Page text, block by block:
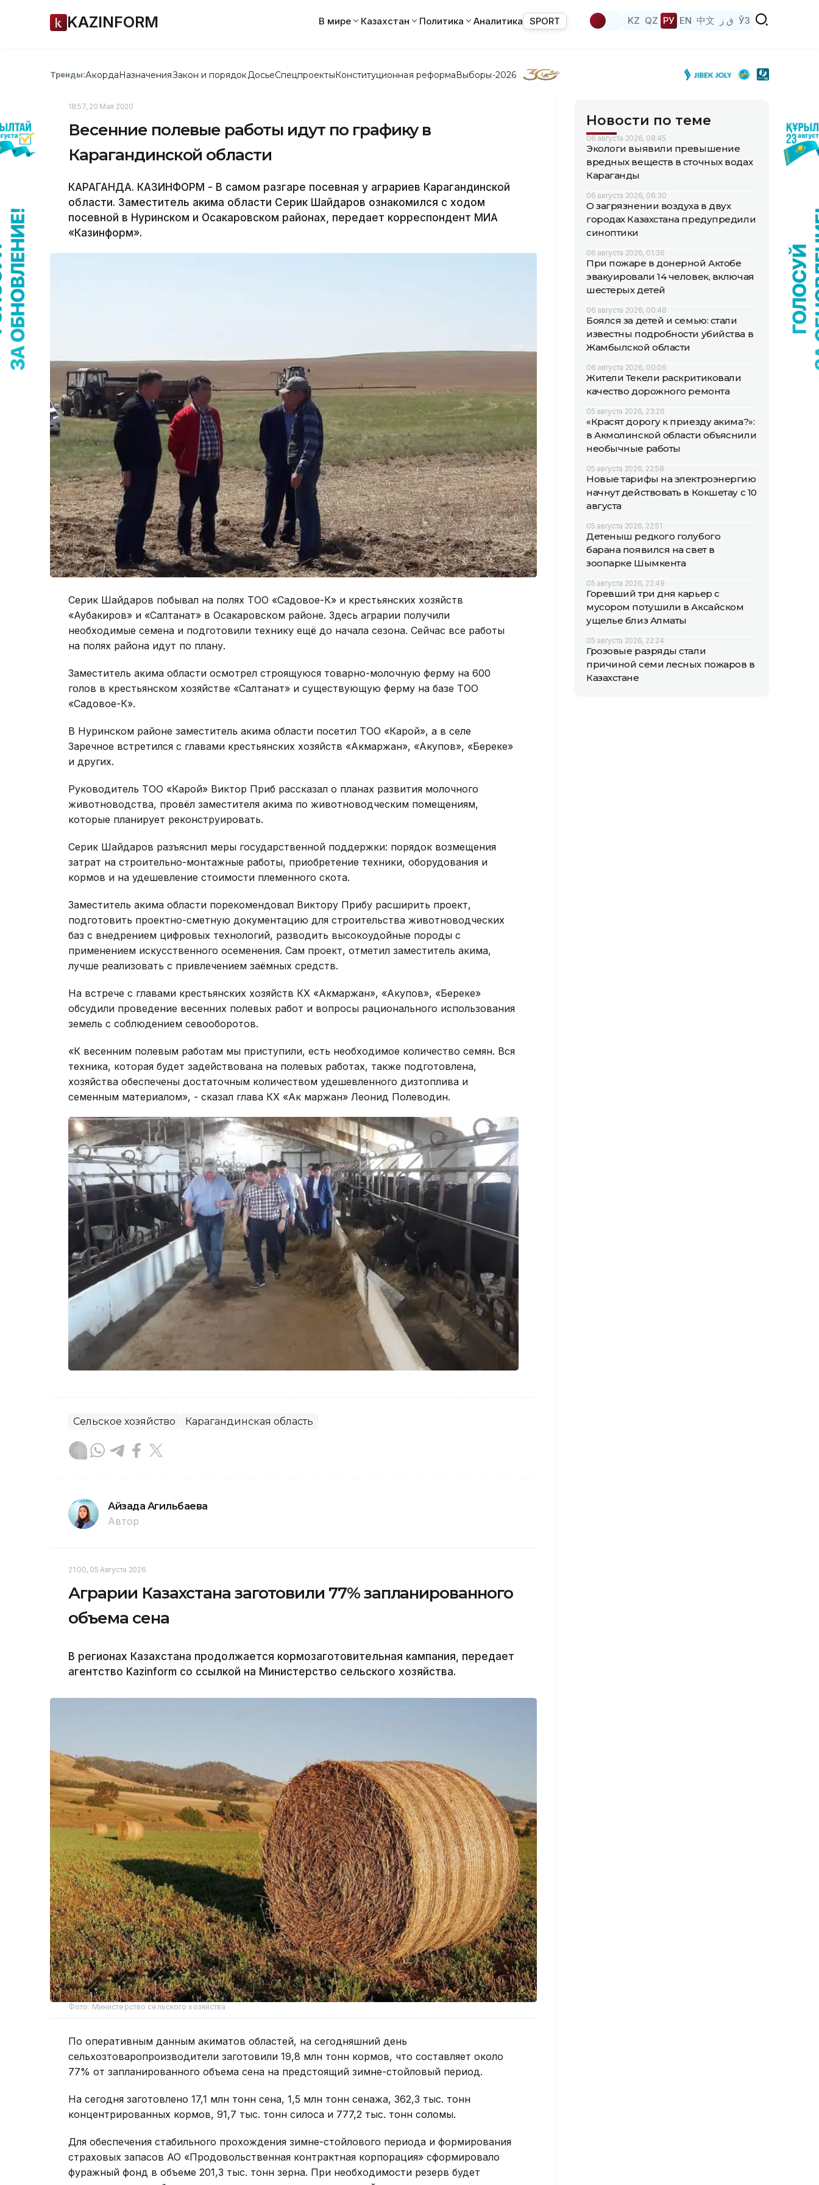
KAZINFORM В мире Казахстан Политика Аналитика SPORT KZ QZ РУ EN 中文 ق ز ЎЗ
Тренды:АкордаНазначенияЗакон и порядок ДосьеСпецпроектыКонституционная реформаВыборы-2026
18:57, 20 Мая 2020
Весенние полевые работы идут по графику в
Карагандинской области
КАРАГАНДА. КАЗИНФОРМ - В самом разгаре посевная у аграриев Карагандинской
области. Заместитель акима области Серик Шайдаров ознакомился с ходом
посевной в Нуринском и Осакаровском районах, передает корреспондент МИА
«Казинформ».
Серик Шайдаров побывал на полях ТОО «Садовое-К» и крестьянских хозяйств
«Аубакиров» и «Салтанат» в Осакаровском районе. Здесь аграрии получили
необходимые семена и подготовили технику ещё до начала сезона. Сейчас все работы
на полях района идут по плану.
Заместитель акима области осмотрел строящуюся товарно-молочную ферму на 600
голов в крестьянском хозяйстве «Салтанат» и существующую ферму на базе ТОО
«Садовое-К».
В Нуринском районе заместитель акима области посетил ТОО «Карой», а в селе
Заречное встретился с главами крестьянских хозяйств «Акмаржан», «Акупов», «Береке»
и других.
Руководитель ТОО «Карой» Виктор Приб рассказал о планах развития молочного
животноводства, провёл заместителя акима по животноводческим помещениям,
которые планирует реконструировать.
Серик Шайдаров разъяснил меры государственной поддержки: порядок возмещения
затрат на строительно-монтажные работы, приобретение техники, оборудования и
кормов и на удешевление стоимости племенного скота.
Заместитель акима области порекомендовал Виктору Прибу расширить проект,
подготовить проектно-сметную документацию для строительства животноводческих
баз с внедрением цифровых технологий, разводить высокоудойные породы с
применением искусственного осеменения. Сам проект, отметил заместитель акима,
лучше реализовать с привлечением заёмных средств.
На встрече с главами крестьянских хозяйств КХ «Акмаржан», «Акупов», «Береке»
обсудили проведение весенних полевых работ и вопросы рационального использования
земель с соблюдением севооборотов.
«К весенним полевым работам мы приступили, есть необходимое количество семян. Вся
техника, которая будет задействована на полевых работах, также подготовлена,
хозяйства обеспечены достаточным количеством удешевленного дизтоплива и
семенным материалом», - сказал глава КХ «Ак маржан» Леонид Полеводин.
Сельское хозяйство Карагандинская область
Айзада Агильбаева
Автор
21:00, 05 Августа 2026
Аграрии Казахстана заготовили 77% запланированного
объема сена
В регионах Казахстана продолжается кормозаготовительная кампания, передает
агентство Kazinform со ссылкой на Министерство сельского хозяйства.
Фото: Министерство сельского хозяйства
По оперативным данным акиматов областей, на сегодняшний день
сельхозтоваропроизводители заготовили 19,8 млн тонн кормов, что составляет около
77% от запланированного объема сена на предстоящий зимне-стойловый период.
На сегодня заготовлено 17,1 млн тонн сена, 1,5 млн тонн сенажа, 362,3 тыс. тонн
концентрированных кормов, 91,7 тыс. тонн силоса и 777,2 тыс. тонн соломы.
Для обеспечения стабильного прохождения зимне-стойлового периода и формирования
страховых запасов АО «Продовольственная контрактная корпорация» сформировало
фуражный фонд в объеме 201,3 тыс. тонн зерна. При необходимости резерв будет
Новости по теме
06 августа 2026, 08:45
Экологи выявили превышение
вредных веществ в сточных водах
Караганды
06 августа 2026, 06:30
О загрязнении воздуха в двух
городах Казахстана предупредили
синоптики
06 августа 2026, 01:36
При пожаре в донерной Актобе
эвакуировали 14 человек, включая
шестерых детей
06 августа 2026, 00:48
Боялся за детей и семью: стали
известны подробности убийства в
Жамбылской области
06 августа 2026, 00:06
Жители Текели раскритиковали
качество дорожного ремонта
05 августа 2026, 23:26
«Красят дорогу к приезду акима?»:
в Акмолинской области объяснили
необычные работы
05 августа 2026, 22:58
Новые тарифы на электроэнергию
начнут действовать в Кокшетау с 10
августа
05 августа 2026, 22:51
Детеныш редкого голубого
барана появился на свет в
зоопарке Шымкента
05 августа 2026, 22:49
Горевший три дня карьер с
мусором потушили в Аксайском
ущелье близ Алматы
05 августа 2026, 22:24
Грозовые разряды стали
причиной семи лесных пожаров в
Казахстане